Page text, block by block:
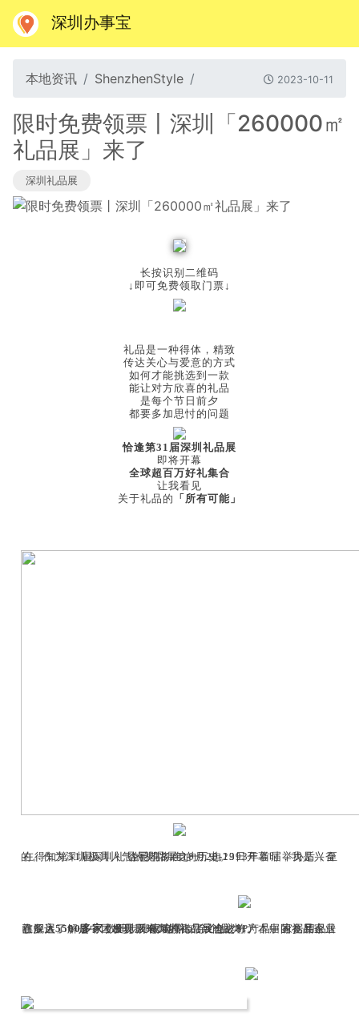
深圳办事宝
本地资讯 ShenzhenStyle 2023-10-11
限时免费领票丨深圳「260000㎡
礼品展」来了
深圳礼品展
长按识别二维码
↓即可免费领取门票↓
礼品是一种得体，精致
传达关心与爱意的方式
如何才能挑选到一款
能让对方欣喜的礼品
是每个节日前夕
都要多加思忖的问题
恰逢第31届深圳礼品展
即将开幕
全球超百万好礼集合
让我看见
关于礼品的 「所有可能」
在得知第31届深圳礼品展即将在10月20-23日开幕时，我是兴奋的。作为深圳极具人气的礼品展之一，自1993年首届举办后，至今已有31年的历史。
在深入了解后，才发现原来深圳礼品展也被称为「中国礼品家居旗舰展」，是中国极具影响力的礼品展会之一。本届的参展企业已多达5500多家 ，所涉及领域横跨了文创、IP产品、家居用品、数码、小家电等30余个品类。